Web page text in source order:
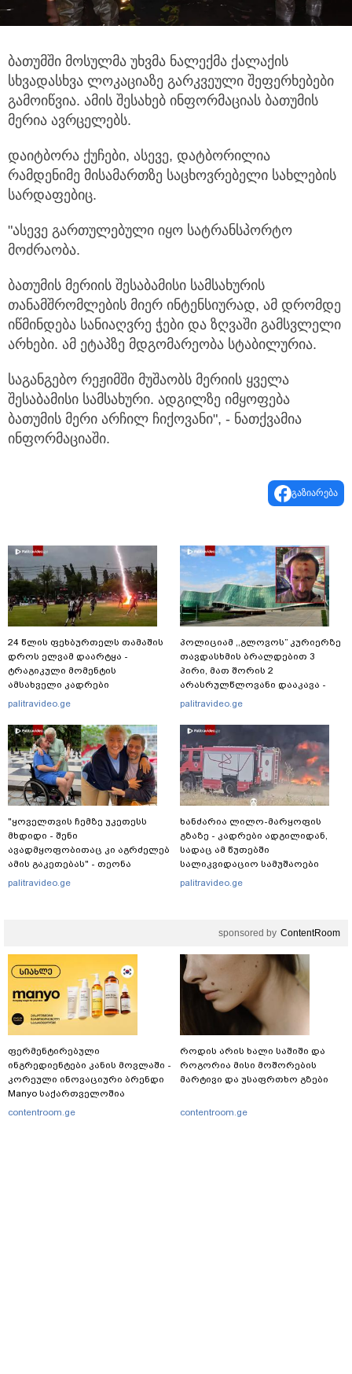
ბათუმში მოსულმა უხვმა ნალექმა ქალაქის
სხვადასხვა ლოკაციაზე გარკვეული შეფერხებები
გამოიწვია. ამის შესახებ ინფორმაციას ბათუმის
მერია ავრცელებს.
დაიტბორა ქუჩები, ასევე, დატბორილია
რამდენიმე მისამართზე საცხოვრებელი სახლების
სარდაფებიც.
"ასევე გართულებული იყო სატრანსპორტო
მოძრაობა.
ბათუმის მერიის შესაბამისი სამსახურის
თანამშრომლების მიერ ინტენსიურად, ამ დრომდე
იწმინდება სანიაღვრე ჭები და ზღვაში გამსვლელი
არხები. ამ ეტაპზე მდგომარეობა სტაბილურია.
საგანგებო რეჟიმში მუშაობს მერიის ყველა
შესაბამისი სამსახური. ადგილზე იმყოფება
ბათუმის მერი არჩილ ჩიქოვანი", - ნათქვამია
ინფორმაციაში.
გაზიარება
24 წლის ფეხბურთელს თამაშის
დროს ელვამ დაარტყა -
ტრაგიკული მომენტის
ამსახველი კადრები
ტაილანდიდან მედიაში
palitravideo.ge
"ყოველთვის ჩემზე უკეთესს
მხდიდი - შენი
ავადმყოფობითაც კი აგრძელებ
ამის გაკეთებას" - თეონა
კონტრიძე მეუღლეს ემოციურ
palitravideo.ge
პოლიციამ ,,გლოვოს” კურიერზე
თავდასხმის ბრალდებით 3
პირი, მათ შორის 2
არასრულწლოვანი დააკავა -
შსს ინფორმაციას ავრცელებს
palitravideo.ge
ხანძარია ლილო-მარყოფის
გზაზე - კადრები ადგილიდან,
სადაც ამ წუთებში
სალიკვიდაციო სამუშაოები
მიმდინარეობს
palitravideo.ge
sponsored by ContentRoom
ფერმენტირებული
ინგრედიენტები კანის მოვლაში -
კორეული ინოვაციური ბრენდი
Manyo საქართველოშია
contentroom.ge
როდის არის ხალი საშიში და
როგორია მისი მოშორების
მარტივი და უსაფრთხო გზები
contentroom.ge